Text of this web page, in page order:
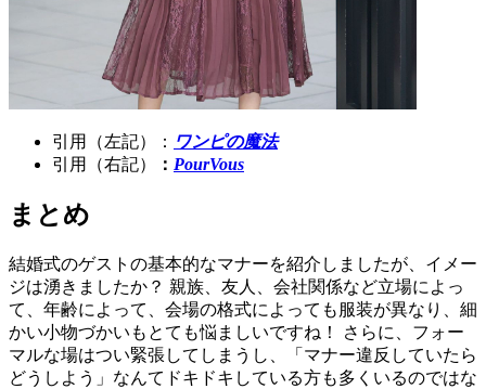
引用（左記）： ワンピの魔法
引用（右記）
： PourVous
まとめ
結婚式のゲストの基本的なマナーを紹介しましたが、イメー
ジは湧きましたか？ 親族、友人、会社関係など立場によっ
て、年齢によって、会場の格式によっても服装が異なり、細
かい小物づかいもとても悩ましいですね！ さらに、フォー
マルな場はつい緊張してしまうし、「マナー違反していたら
どうしよう」なんてドキドキしている方も多くいるのではな